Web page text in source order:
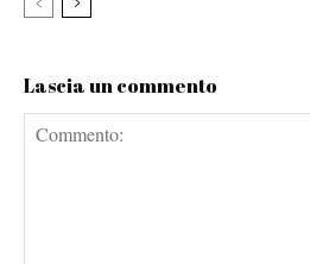
Lascia un commento